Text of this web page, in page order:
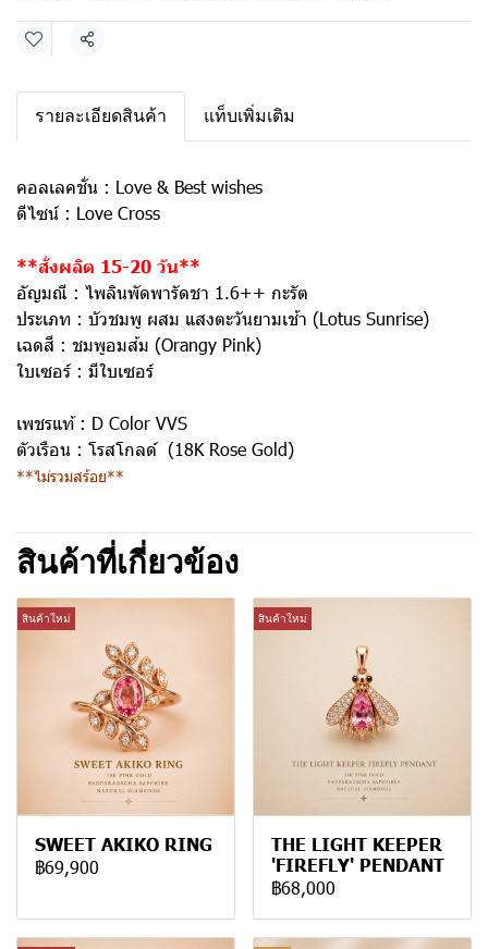
แชร์
รายละเอียดสินค้า แท็บเพิ่มเติม
คอลเลคชั่น : Love & Best wishes
ดีไซน์ : Love Cross
**สั่งผลิต 15-20 วัน**
อัญมณี : ไพลินพัดพารัดชา 1.6++ กะรัต
ประเภท : บัวชมพู ผสม แสงตะวันยามเช้า (Lotus Sunrise)
เฉดสี : ชมพูอมส้ม (Orangy Pink)
ใบเซอร์ : มีใบเซอร์
เพชรแท้ : D Color VVS
ตัวเรือน : โรสโกลด์ (18K Rose Gold)
**ไม่รวมสร้อย**
สินค้าที่เกี่ยวข้อง
สินค้าใหม่
SWEET AKIKO RING
฿69,900
สินค้าใหม่
THE LIGHT KEEPER
'FIREFLY' PENDANT
฿68,000